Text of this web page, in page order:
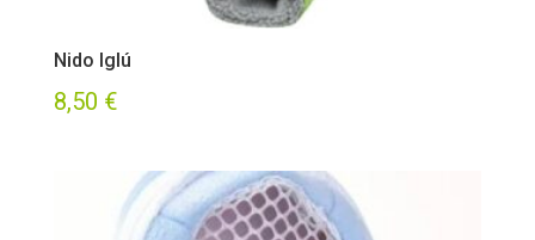
Nido Iglú
8,50 €